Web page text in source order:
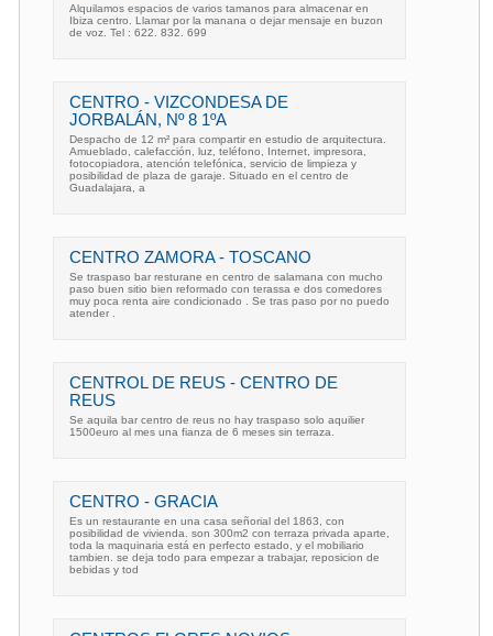
Alquilamos espacios de varios tamanos para almacenar en
Ibiza centro. Llamar por la manana o dejar mensaje en buzon
de voz. Tel : 622. 832. 699
CENTRO - VIZCONDESA DE
JORBALÁN, Nº 8 1ºA
Despacho de 12 m² para compartir en estudio de arquitectura.
Amueblado, calefacción, luz, teléfono, Internet, impresora,
fotocopiadora, atención telefónica, servicio de limpieza y
posibilidad de plaza de garaje. Situado en el centro de
Guadalajara, a
CENTRO ZAMORA - TOSCANO
Se traspaso bar resturane en centro de salamana con mucho
paso buen sitio bien reformado con terassa e dos comedores
muy poca renta aire condicionado . Se tras paso por no puedo
atender .
CENTROL DE REUS - CENTRO DE
REUS
Se aquila bar centro de reus no hay traspaso solo aquilier
1500euro al mes una fianza de 6 meses sin terraza.
CENTRO - GRACIA
Es un restaurante en una casa señorial del 1863, con
posibilidad de vivienda. son 300m2 con terraza privada aparte,
toda la maquinaria está en perfecto estado, y el mobiliario
tambien. se deja todo para empezar a trabajar, reposicion de
bebidas y tod